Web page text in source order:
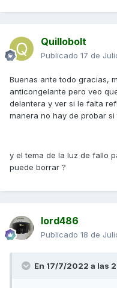
Quillobolt
Publicado 17 de
Buenas ante todo gracias,
anticongelante pero veo
delantera y ver si le falta
manera no hay de probar
y el tema de la luz de fallo
puede borrar ?
lord486
Publicado 18 de
En 17/7/2022 a las